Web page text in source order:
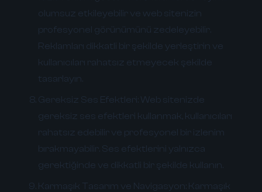
olumsuz etkileyebilir ve web sitenizin
profesyonel görünümünü zedeleyebilir.
Reklamları dikkatli bir şekilde yerleştirin ve
kullanıcıları rahatsız etmeyecek şekilde
tasarlayın.
Gereksiz Ses Efektleri: Web sitenizde
gereksiz ses efektleri kullanmak, kullanıcıları
rahatsız edebilir ve profesyonel bir izlenim
bırakmayabilir. Ses efektlerini yalnızca
gerektiğinde ve dikkatli bir şekilde kullanın.
Karmaşık Tasarım ve Navigasyon: Karmaşık